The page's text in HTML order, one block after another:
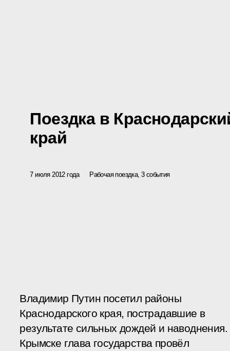
Поездка в
край
7 июля 2012 года Рабочая поездка, 3 события
Владимир Путин посетил районы
Краснодарского края, пострадавшие в
результате сильных дождей и
Крымске глава государства провёл